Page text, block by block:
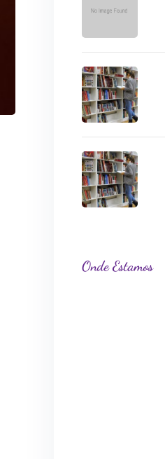
Onde Estamos